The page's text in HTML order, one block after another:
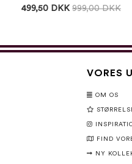
499,50 DKK 999,00 DKK
VORES
OM OS
FIND
NY